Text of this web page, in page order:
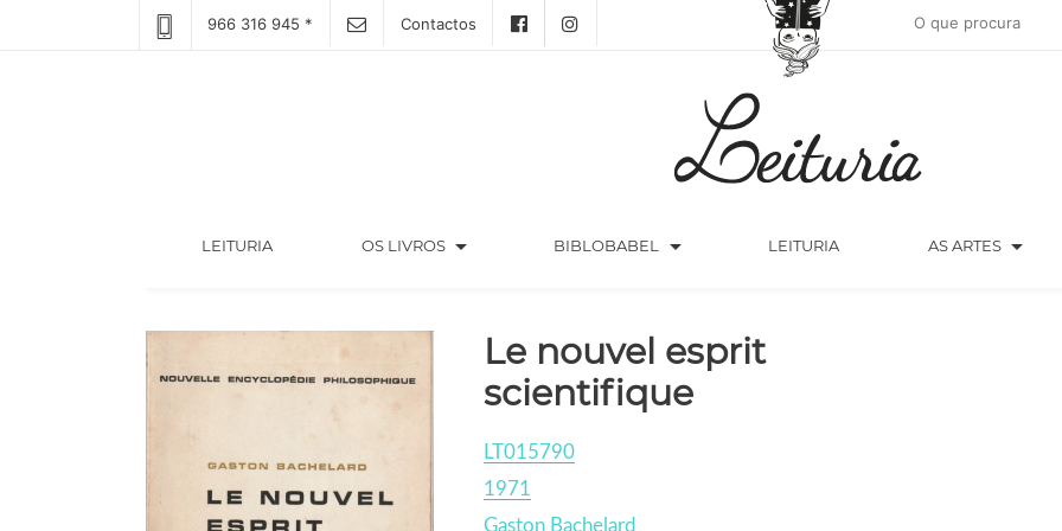
966 316 945 * Contactos
LEITURIA(CURRENT) OS LIVROS arrow_drop_down BIBLOBABEL arrow_drop_down LEITURIA AS ARTES arrow_drop_down
Le nouvel esprit
scientifique
LT015790
1971
Gaston Bachelard